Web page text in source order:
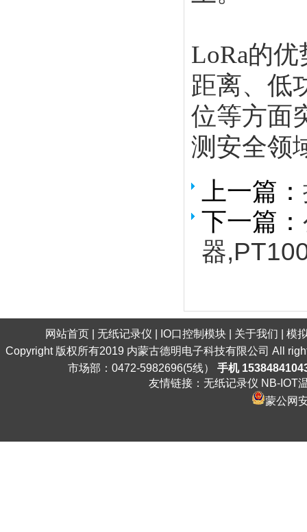
LoRa的优
距离、低
位等方面
测安全领
上一篇：
下一篇：
器
网站首页 无纸记录仪 IO口控制模块 关于我们
模
Copyright 版权所有2019 内蒙古德明电子科技有限公司 All
市场部：0472-5982696(5线） 手机
友情链接： 无纸记录仪 NB-IOT
蒙公网